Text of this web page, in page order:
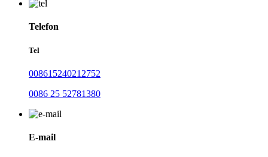
Telefon
Tel
008615240212752
0086 25 52781380
E-mail